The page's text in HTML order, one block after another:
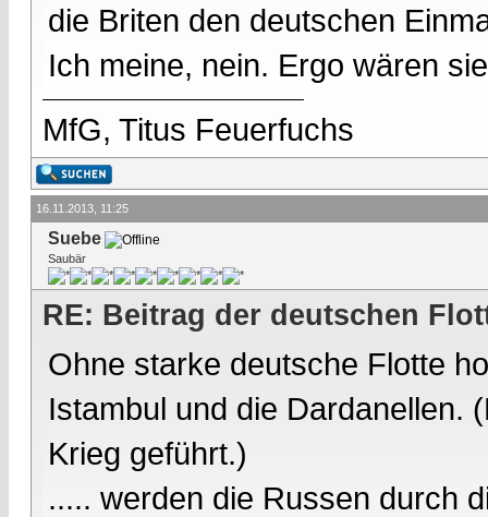
die Briten den deutschen
Ich meine, nein. Ergo wären
MfG, Titus Feuerfuchs
16.11.2013, 11:25
Suebe
Saubär
RE: Beitrag der deutschen
Ohne starke deutsche Flotte
Istambul und die Dardanellen.
Krieg geführt.)
..... werden die Russen durch